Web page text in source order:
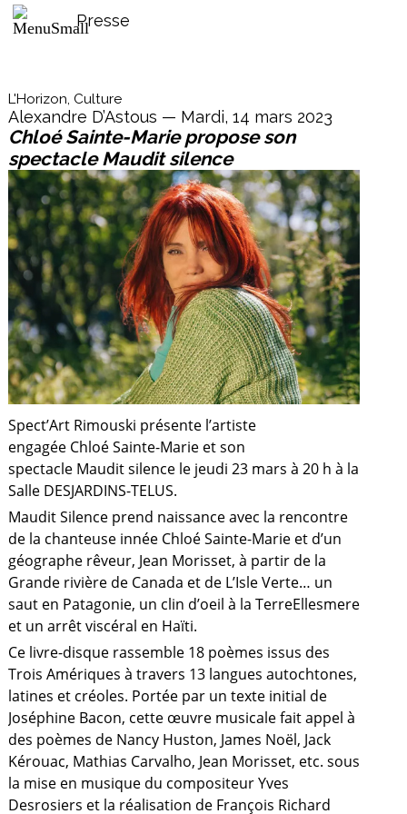
L'Horizon, Culture
Alexandre D’Astous — Mardi, 14 mars 2023
Chloé Sainte-Marie propose son
spectacle Maudit silence
Spect’Art Rimouski présente l’artiste
engagée Chloé Sainte-Marie et son
spectacle Maudit silence le jeudi 23 mars à 20 h à la
Salle DESJARDINS-TELUS.
Maudit Silence prend naissance avec la rencontre
de la chanteuse innée Chloé Sainte-Marie et d’un
géographe rêveur, Jean Morisset, à partir de la
Grande rivière de Canada et de L’Isle Verte… un
saut en Patagonie, un clin d’oeil à la TerreEllesmere
et un arrêt viscéral en Haïti.
Ce livre-disque rassemble 18 poèmes issus des
Trois Amériques à travers 13 langues autochtones,
latines et créoles. Portée par un texte initial de
Joséphine Bacon, cette œuvre musicale fait appel à
des poèmes de Nancy Huston, James Noël, Jack
Kérouac, Mathias Carvalho, Jean Morisset, etc. sous
la mise en musique du compositeur Yves
Desrosiers et la réalisation de François Richard
Presse